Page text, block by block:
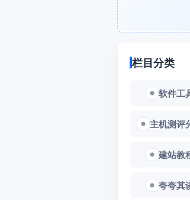
栏目分类
软件工
主机测评
建站教
夸夸其